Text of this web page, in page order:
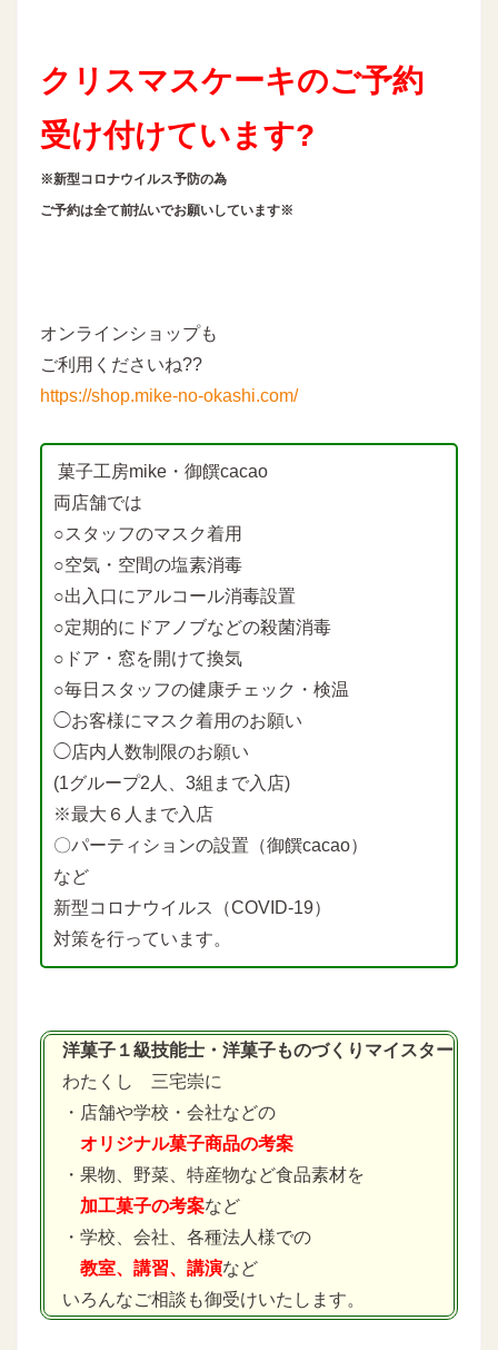
クリスマスケーキのご予約
受け付けています?
※新型コロナウイルス予防の為
ご予約は全て前払いでお願いしています※
オンラインショップも
ご利用くださいね??
https://shop.mike-no-okashi.com/
菓子工房mike・御饌cacao
両店舗では
○スタッフのマスク着用
○空気・空間の塩素消毒
○出入口にアルコール消毒設置
○定期的にドアノブなどの殺菌消毒
○ドア・窓を開けて換気
○毎日スタッフの健康チェック・検温
◯お客様にマスク着用のお願い
◯店内人数制限のお願い
(1グループ2人、3組まで入店)
※最大６人まで入店
〇パーティションの設置（御饌cacao）
など
新型コロナウイルス（COVID-19）
対策を行っています。
洋菓子１級技能士・洋菓子ものづくりマイスター
わたくし 三宅崇に
・店舗や学校・会社などの
オリジナル菓子商品の考案
・果物、野菜、特産物など食品素材を
加工菓子の考案など
・学校、会社、各種法人様での
教室、講習、講演など
いろんなご相談も御受けいたします。